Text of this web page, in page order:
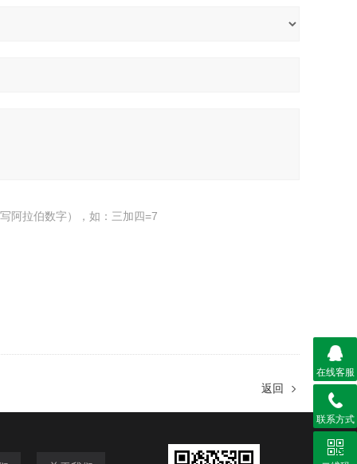
阿拉伯数字），如：三加四=7
返回
在线客服
联系方式